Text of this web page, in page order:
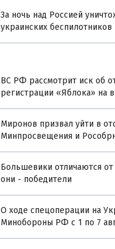
За ночь над Россией
украинских беспилотников
ВС РФ рассмотрит иск об
регистрации «Яблока» на
Миронов призвал уйти в
Минпросвещения и
Большевики отличаются
они - победители
О ходе спецоперации на
Минобороны РФ с 1 по 7